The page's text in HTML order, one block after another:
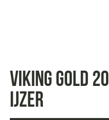
Viking Gold
ijzer